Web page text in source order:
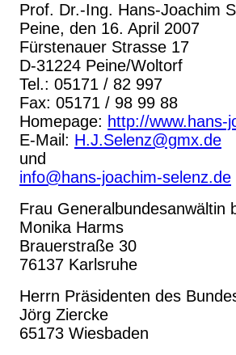
Prof. Dr.-Ing. Hans-Joachim
Peine, den 16. April 2007
Fürstenauer Strasse 17
D-31224 Peine/Woltorf
Tel.: 05171 / 82 997
Fax: 05171 / 98 99 88
Homepage: http://www.hans-
E-Mail: H.J.Selenz@gmx.de
und
info@hans-joachim-selenz.de
Frau Generalbundesanwältin
Monika Harms
Brauerstraße 30
76137 Karlsruhe
Herrn Präsidenten des
Jörg Ziercke
65173 Wiesbaden